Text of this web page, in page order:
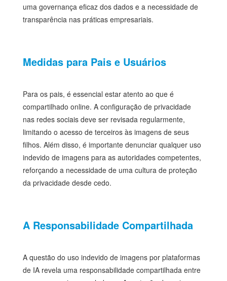
uma governança eficaz dos dados e a necessidade de
transparência nas práticas empresariais.
Medidas para Pais e Usuários
Para os pais, é essencial estar atento ao que é
compartilhado online. A configuração de privacidade
nas redes sociais deve ser revisada regularmente,
limitando o acesso de terceiros às imagens de seus
filhos. Além disso, é importante denunciar qualquer uso
indevido de imagens para as autoridades competentes,
reforçando a necessidade de uma cultura de proteção
da privacidade desde cedo.
A Responsabilidade Compartilhada
A questão do uso indevido de imagens por plataformas
de IA revela uma responsabilidade compartilhada entre